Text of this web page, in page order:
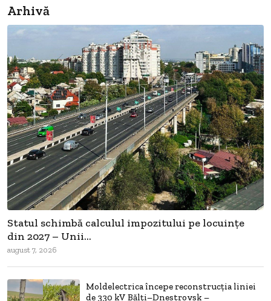
Arhivă
Statul schimbă calculul impozitului pe locuințe
din 2027 – Unii...
august 7, 2026
Moldelectrica începe reconstrucția liniei
de 330 kV Bălți–Dnestrovsk –